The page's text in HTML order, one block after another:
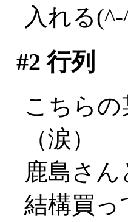
入れる
#2 行列
こちら
（涙）
鹿島さ
結構買